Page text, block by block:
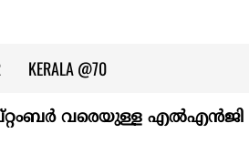
KERALA @70
വരെയുള്ള എൽഎൻജി വിതരണം